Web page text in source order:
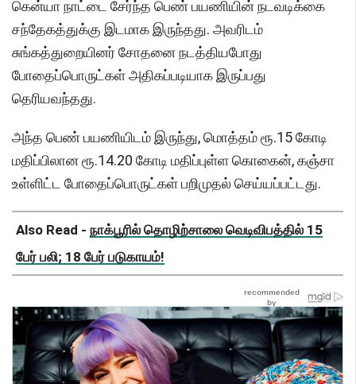
கென்யா நாட்டை சேர்ந்த பெண் பயணியின் நடவடிக்கை
சந்தேகத்துக்கு இடமாக இருந்தது. அவரிடம்
சுங்கத்துறையினர் சோதனை நடத்தியபோது
போதைப்பொருட்கள் அதிகப்படியாக இருப்பது
தெரியவந்தது.
அந்த பெண் பயணியிடம் இருந்து, மொத்தம் ரூ.15 கோடி
மதிப்பிலான ரூ.14.20 கோடி மதிப்புள்ள கொகைன், கஞ்சா
உள்ளிட்ட போதைப்பொருட்கள் பறிமுதல் செய்யப்பட்டது.
Also Read - நாக்பூரில் தொழிற்சாலை வெடிவிபத்தில் 15
பேர் பலி; 18 பேர் படுகாயம்!